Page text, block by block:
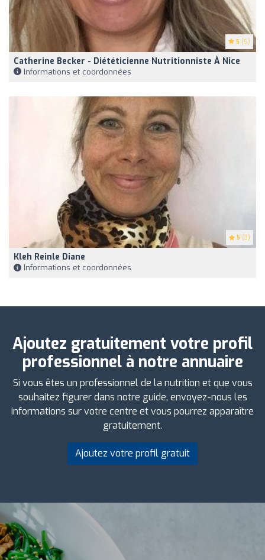
5 (5)
Catherine Becker - Diététicienne Nutritionniste À Nice
Informations et coordonnées
5 (3)
Kleh Reinle Diane
Informations et coordonnées
Ajoutez gratuitement votre profil
professionnel à notre annuaire
Si vous êtes un professionnel de la nutrition et que vous
souhaitez figurer dans notre guide, envoyez-nous les
informations sur votre centre et vous pourrez apparaître
gratuitement.
Ajoutez votre profil gratuit